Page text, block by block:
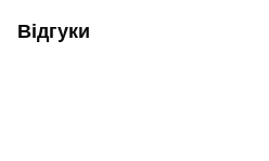
Відгуки